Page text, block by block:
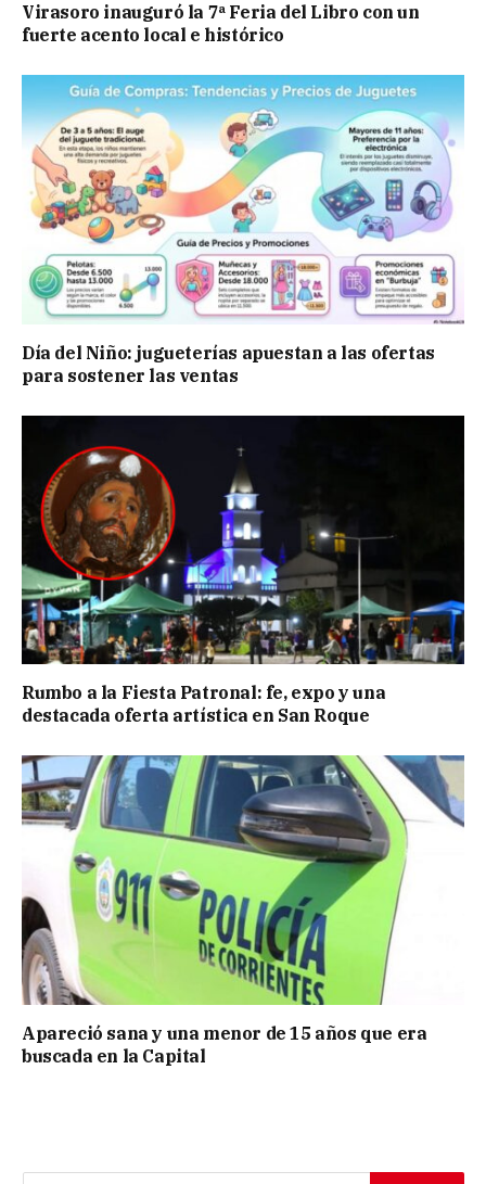
Virasoro inauguró la 7ª Feria del Libro con un
fuerte acento local e histórico
Día del Niño: jugueterías apuestan a las ofertas
para sostener las ventas
Rumbo a la Fiesta Patronal: fe, expo y una
destacada oferta artística en San Roque
Apareció sana y una menor de 15 años que era
buscada en la Capital